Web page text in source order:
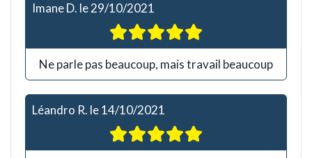
Imane D. le29/10/2021
Ne parle pas beaucoup, mais travail beaucoup
Léandro R. le14/10/2021